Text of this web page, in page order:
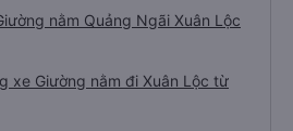
nằm Quảng Ngãi Xuân Lộc
xe Giường nằm đi Xuân Lộc từ